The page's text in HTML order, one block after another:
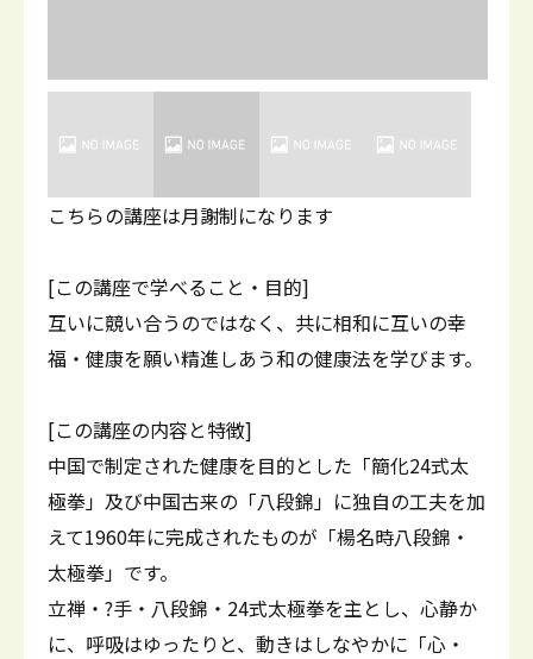
こちらの講座は月謝制になります
[この講座で学べること・目的]
互いに競い合うのではなく、共に相和に互いの幸
福・健康を願い精進しあう和の健康法を学びます。
[この講座の内容と特徴]
中国で制定された健康を目的とした「簡化24式太
極拳」及び中国古来の「八段錦」に独自の工夫を加
えて1960年に完成されたものが「楊名時八段錦・
太極拳」です。
立禅・?手・八段錦・24式太極拳を主とし、心静か
に、呼吸はゆったりと、動きはしなやかに「心・